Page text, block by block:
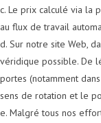
c. Le prix calculé via la
au flux de travail
d. Sur notre site Web,
véridique possible. De
portes (notamment
sens de rotation et le
e. Malgré tous nos